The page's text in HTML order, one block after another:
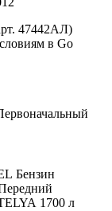
Бензин
1700 л